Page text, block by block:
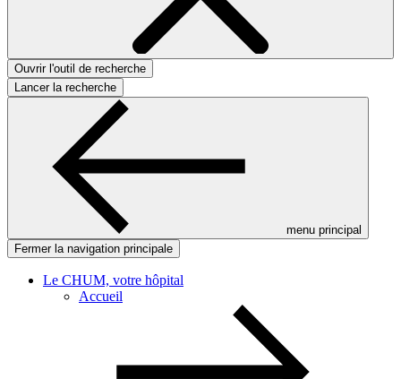
Ouvrir l'outil de recherche
Lancer la recherche
menu principal
Fermer la navigation principale
Le CHUM, votre hôpital
Accueil